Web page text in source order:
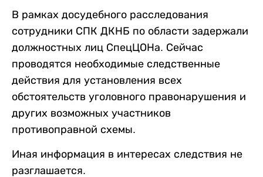
В рамках досудебного расследования
сотрудники СПК ДКНБ по области задержали
должностных лиц СпецЦОНа. Сейчас
проводятся необходимые следственные
действия для установления всех
обстоятельств уголовного правонарушения и
других возможных участников
противоправной схемы.
Иная информация в интересах следствия не
разглашается.